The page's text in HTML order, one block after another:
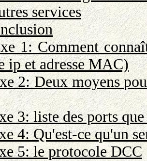
services
1: Comment
ip et adresse MAC)
2: Deux moyens
3: liste des ports
4: Qu'est-ce qu'un
5: le protocole DCC